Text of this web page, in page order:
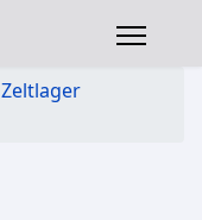
Zeltlager